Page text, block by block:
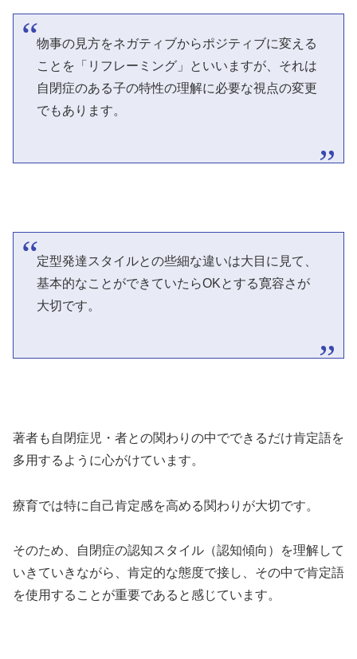
物事の見方をネガティブからポジティブに変える
ことを「リフレーミング」といいますが、それは
自閉症のある子の特性の理解に必要な視点の変更
でもあります。
定型発達スタイルとの些細な違いは大目に見て、
基本的なことができていたらOKとする寛容さが
大切です。
著者も自閉症児・者との関わりの中でできるだけ肯定語を
多用するように心がけています。
療育では特に自己肯定感を高める関わりが大切です。
そのため、自閉症の認知スタイル（認知傾向）を理解して
いきていきながら、肯定的な態度で接し、その中で肯定語
を使用することが重要であると感じています。